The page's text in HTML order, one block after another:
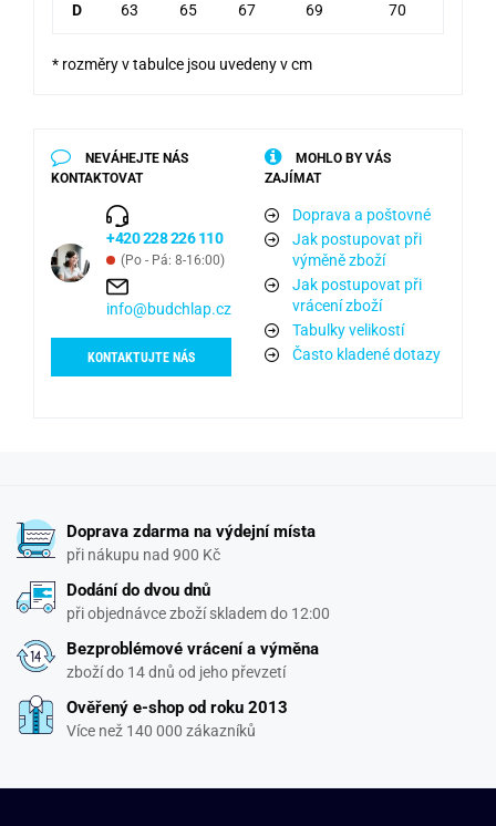
D 63 65 67 69 70
* rozměry v tabulce jsou uvedeny v cm
NEVÁHEJTE NÁS
KONTAKTOVAT
+420 228 226 110
(Po - Pá: 8-16:00)
info@budchlap.cz
KONTAKTUJTE NÁS
MOHLO BY VÁS
ZAJÍMAT
Doprava a poštovné
Jak postupovat při
výměně zboží
Jak postupovat při
vrácení zboží
Tabulky velikostí
Často kladené dotazy
Doprava zdarma na výdejní místa
při nákupu nad 900 Kč
Dodání do dvou dnů
při objednávce zboží skladem do 12:00
Bezproblémové vrácení a výměna
zboží do 14 dnů od jeho převzetí
Ověřený e-shop od roku 2013
Více než 140 000 zákazníků